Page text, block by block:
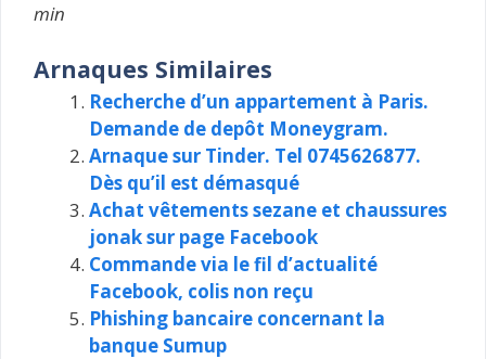
min
Arnaques Similaires
Recherche d’un appartement à Paris.
Demande de depôt Moneygram.
Arnaque sur Tinder. Tel 0745626877.
Dès qu’il est démasqué
Achat vêtements sezane et chaussures
jonak sur page Facebook
Commande via le fil d’actualité
Facebook, colis non reçu
Phishing bancaire concernant la
banque Sumup